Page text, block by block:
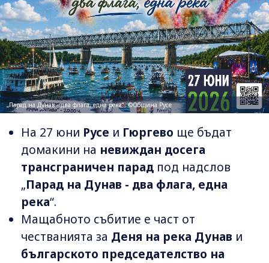
„Парад на Дунав - два флага, една река“; ©Община Русе
На 27 юни Русе и Гюргево ще бъдат
домакини на невиждан досега
трансграничен парад под надслов
„Парад на Дунав - два флага, една
река“.
Мащабното събитие е част от
честванията за Деня на река Дунав и
българското председателство на